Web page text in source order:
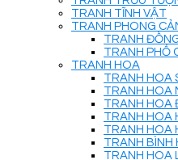
TRANH TĨNH VẬT
TRANH PHONG
TRANH
TRANH PHỐ
TRANH HOA
TRANH HOA
TRANH HOA
TRANH HOA
TRANH HOA
TRANH HOA
TRANH BÌNH
TRANH HOA